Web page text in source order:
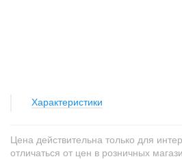
Характеристики
Цена действительна только для
отличаться от цен в розничных